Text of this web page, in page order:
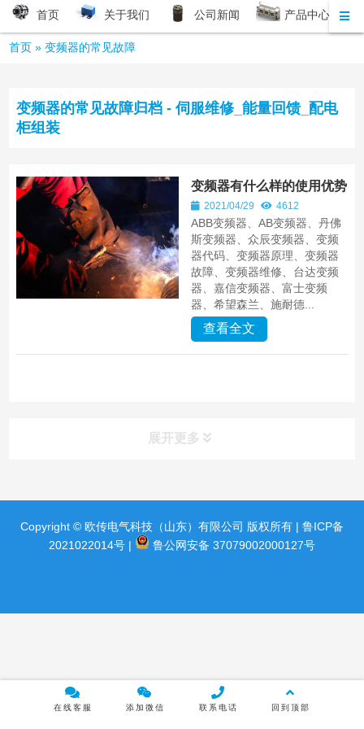
首页 关于我们 公司新闻 产品中心
首页 »变频器的常见故障
变频器的常见故障归档 - 伺服维修_能量回馈_配电
柜组装
变频器有什么样的使用优势
2021/04/29 4612
ABB变频器、AB变频器、丹佛
斯变频器、众辰变频器、变频
器代码、变频器原理、变频器
故障、变频器维修、台达变频
器、嘉信变频器、富士变频
器、希望森兰、施耐德...
查看全文
展开更多
自动化类产品
Copyright © 欧传电气科技（山东）有限公司 版权所有 | 鲁ICP备
2021022014号| 鲁公网安备 37079002000127号
在线客服 添加微信 联系电话 回到顶部